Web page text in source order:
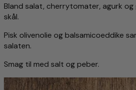
Bland salat, cherrytomater, agurk og
skål.
Pisk olivenolie og balsamicoeddike
salaten.
Smag til med salt og peber.